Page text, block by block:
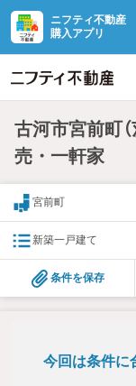
ニフティ不動産
購入アプリ
古河市宮前町
売・一軒家
宮前町
新築一戸建て
条件を保存
今回は条件に